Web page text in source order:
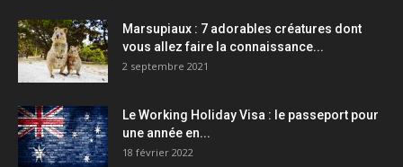
Marsupiaux : 7 adorables créatures dont
vous allez faire la connaissance...
2 septembre 2021
Le Working Holiday Visa : le passeport pour
une année en...
18 février 2022